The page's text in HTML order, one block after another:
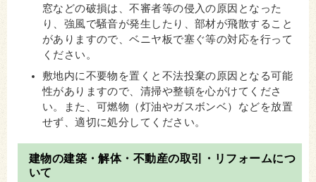
窓などの破損は、不審者等の侵入の原因となった
り、強風で騒音が発生したり、部材が飛散すること
がありますので、ベニヤ板で塞ぐ等の対応を行って
ください。
敷地内に不要物を置くと不法投棄の原因となる可能
性がありますので、清掃や整頓を心がけてくださ
い。また、可燃物（灯油やガスボンベ）などを放置
せず、適切に処分してください。
建物の建築・解体・不動産の取引・リフォームにつ
いて